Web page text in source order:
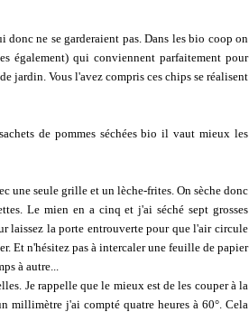
ne se garderaient pas. Dans les bio coop on
également) qui conviennent parfaitement pour
jardin. Vous l'avez compris ces chips se réalisent
de pommes séchées bio il vaut mieux les
une seule grille et un lèche-frites. On sèche donc
Le mien en a cinq et j'ai séché sept grosses
laissez la porte entrouverte pour que l'air circule
Et n'hésitez pas à intercaler une feuille de papier
à autre...
Je rappelle que le mieux est de les couper à la
millimètre j'ai compté quatre heures à 60°. Cela